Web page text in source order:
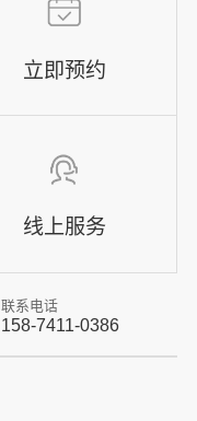
立即预约
线上服务
联系电话
158-7411-0386